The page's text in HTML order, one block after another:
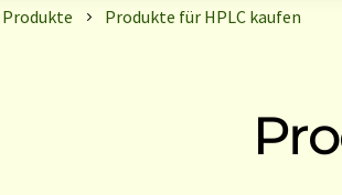
Produkte Produkte für HPLC kaufen